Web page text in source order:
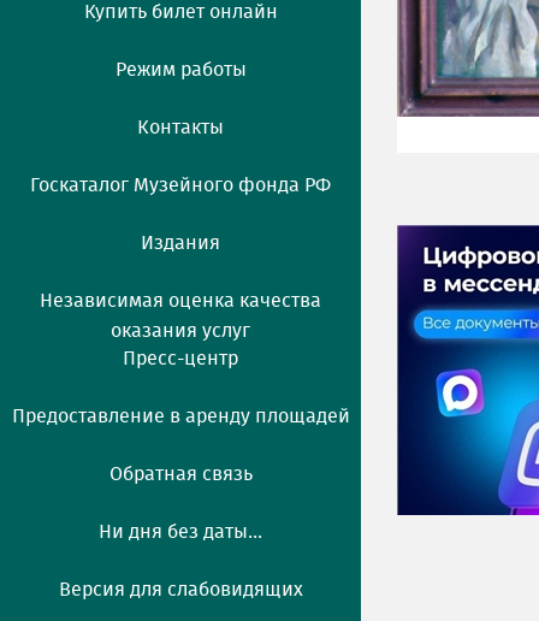
Купить билет онлайн
Режим работы
Контакты
Госкаталог Музейного фонда РФ
Издания
Независимая оценка качества
оказания услуг
Пресс-центр
Предоставление в аренду площадей
Обратная связь
Ни дня без даты...
Версия для слабовидящих